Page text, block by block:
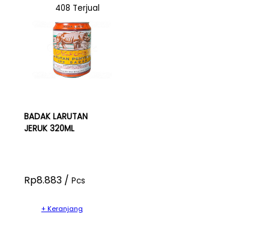
408 Terjual
BADAK LARUTAN
JERUK 320ML
Rp8.883 / Pcs
+ Keranjang